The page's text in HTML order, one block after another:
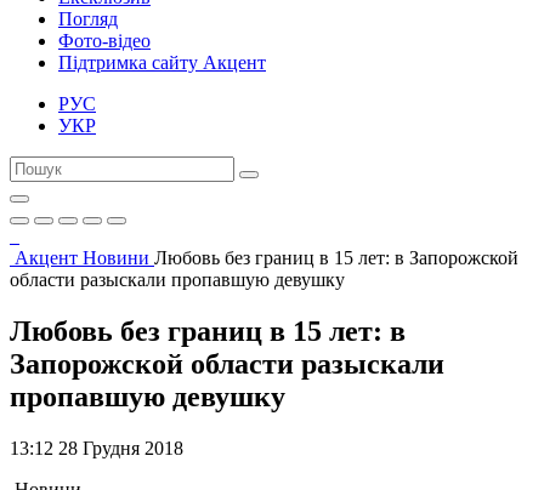
Погляд
Фото-відео
Підтримка сайту Акцент
РУС
УКР
Акцент Новини Любовь без границ в 15 лет: в Запорожской
области разыскали пропавшую девушку
Любовь без границ в 15 лет: в
Запорожской области разыскали
пропавшую девушку
13:12 28 Грудня 2018